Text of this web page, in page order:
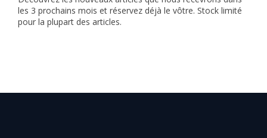
les 3 prochains mois et réservez déjà le vôtre. Stock limité
pour la plupart des articles.